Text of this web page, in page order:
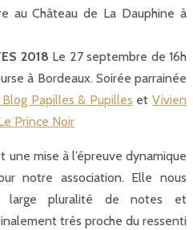
au Château de La Dauphine à
2018 Le 27 septembre de 16h
à Bordeaux. Soirée parrainée
Papilles & Pupilles etVivien
Prince Noir
mise à l’épreuve dynamique
notre association. Elle nous
large pluralité de notes et
très proche du ressenti